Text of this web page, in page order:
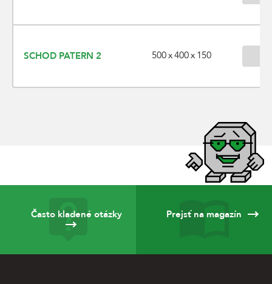
SCHOD PATERN 2 500 x 400 x 150
Často kladené otázky Prejsť na magazín